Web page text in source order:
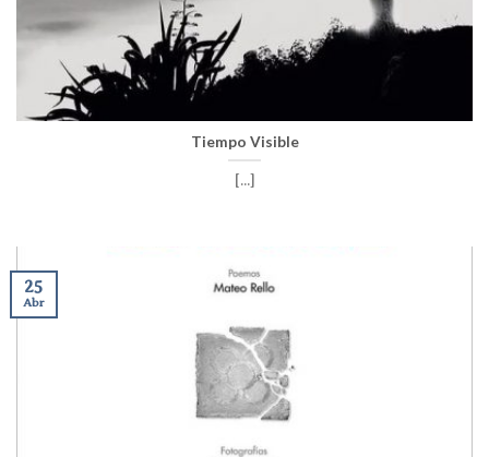
Tiempo Visible
[...]
25
Abr